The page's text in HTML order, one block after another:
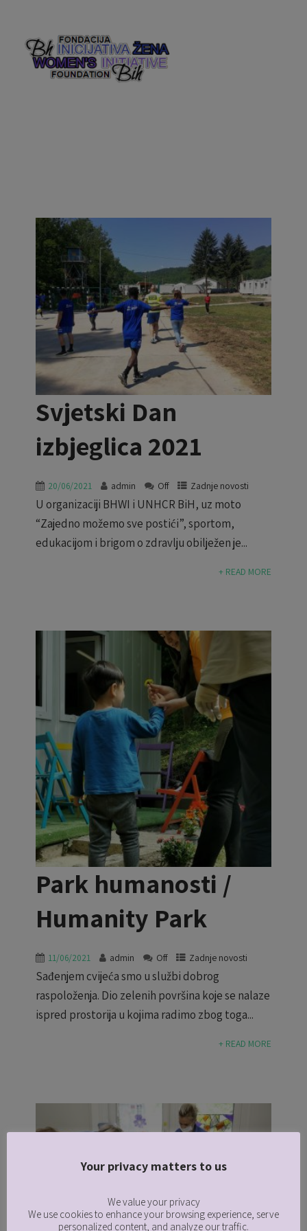
Svjetski Dan
izbjeglica 2021
20/06/2021 admin Off Zadnje novosti
U organizaciji BHWI i UNHCR BiH, uz moto
“Zajedno možemo sve postići”, sportom,
edukacijom i brigom o zdravlju obilježen je...
+ READ MORE
Park humanosti /
Humanity Park
11/06/2021 admin Off Zadnje novosti
Sađenjem cvijeća smo u službi dobrog
raspoloženja. Dio zelenih površina koje se nalaze
ispred prostorija u kojima radimo zbog toga...
+ READ MORE
Your privacy matters to us
We value your privacy
We use cookies to enhance your browsing experience, serve
personalized content, and analyze our traffic.